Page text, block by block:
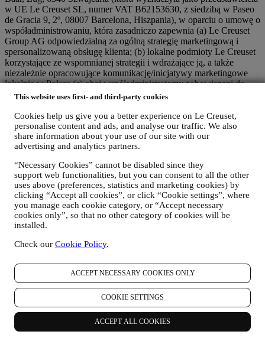
This website uses first- and third-party cookies
Cookies help us give you a better experience on Le Creuset,
personalise content and ads, and analyse our traffic. We also
share information about your use of our site with our
advertising and analytics partners.
“Necessary Cookies” cannot be disabled since they
support web functionalities, but you can consent to all the other
uses above (preferences, statistics and marketing cookies) by
clicking “Accept all cookies”, or click “Cookie settings”, where
you manage each cookie category, or “Accept necessary
cookies only”, so that no other category of cookies will be
installed.
Check our Cookie Policy.
ACCEPT NECESSARY COOKIES ONLY
COOKIE SETTINGS
ACCEPT ALL COOKIES
w UE Le Creuset SL, numer VAT B62153630, z siedzibą w Paseo
de Gracia 9, 2º, 08007 Barcelona, Hiszpania), w oparciu o umowę o
współadministrowaniu, która zasadniczo zapewnia (a) Le Creuset
Group AG odpowiedzialną za ogólną strategię marketingową i
spersonalizowaną obsługę klienta; (b) lokalne podmioty Le Creuset
korzystające ze wspomnianej strategii i wdrażające ją, a także
niezależnie opracowujące komunikację/inicjatywy marketingowe
lokalnie w Polsce (c) obaj współadministratorzy zobowiązani do
rozpatrywania wniosków o prawa osoby, której dane dotyczą.
Dane osobowe mogą być przetwarzane do następujących celów:
W CELU WYPEŁNIENIA OBOWIĄZKÓW
PRAWNYCH
aby wypełnić nasze obowiązki prawne i inne obowiązki
wynikające z poleceń otrzymanych od władz.
W CELU UTWORZENIA KONTA LE CREUSET
Będziemy wykorzystywać dane osobowe użytkownika do
utworzenia konta Le Creuset, które umożliwi mu dostęp do
serii korzyści udostępnianych zarejestrowanym
szybszej realizacji transakcji, zapisywania wielu adresów
przetwarzanie jest oparte na świadczeniu tej usługi na
podstawie umowy.
W CELU REALIZACJI ZAMÓWIEŃ I DOSTAWY
PRODUKTÓW, ŚWIADCZENIA USŁUG I
UDZIELANIA POMOCY UŻYTKOWNIKOWI
Będziemy wykorzystywać dane użytkownika do zarządzania